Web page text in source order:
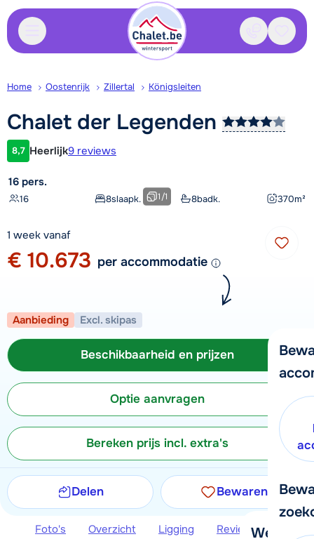
Contact
We
Home Oostenrijk Zillertal Königsleiten
Chalet der Legenden
Klantwaardering
8,7 Heerlijk9 reviews
16 pers.
16 8slaapk. 8badk. 370m²
1/1
1 week vanaf
€ 10.673 per accommodatie
Aanbieding Excl. skipas
Beschikbaarheid en prijzen
Optie aanvragen
Bereken prijs incl. extra's
Delen Bewaren
Foto's Overzicht Ligging Reviews